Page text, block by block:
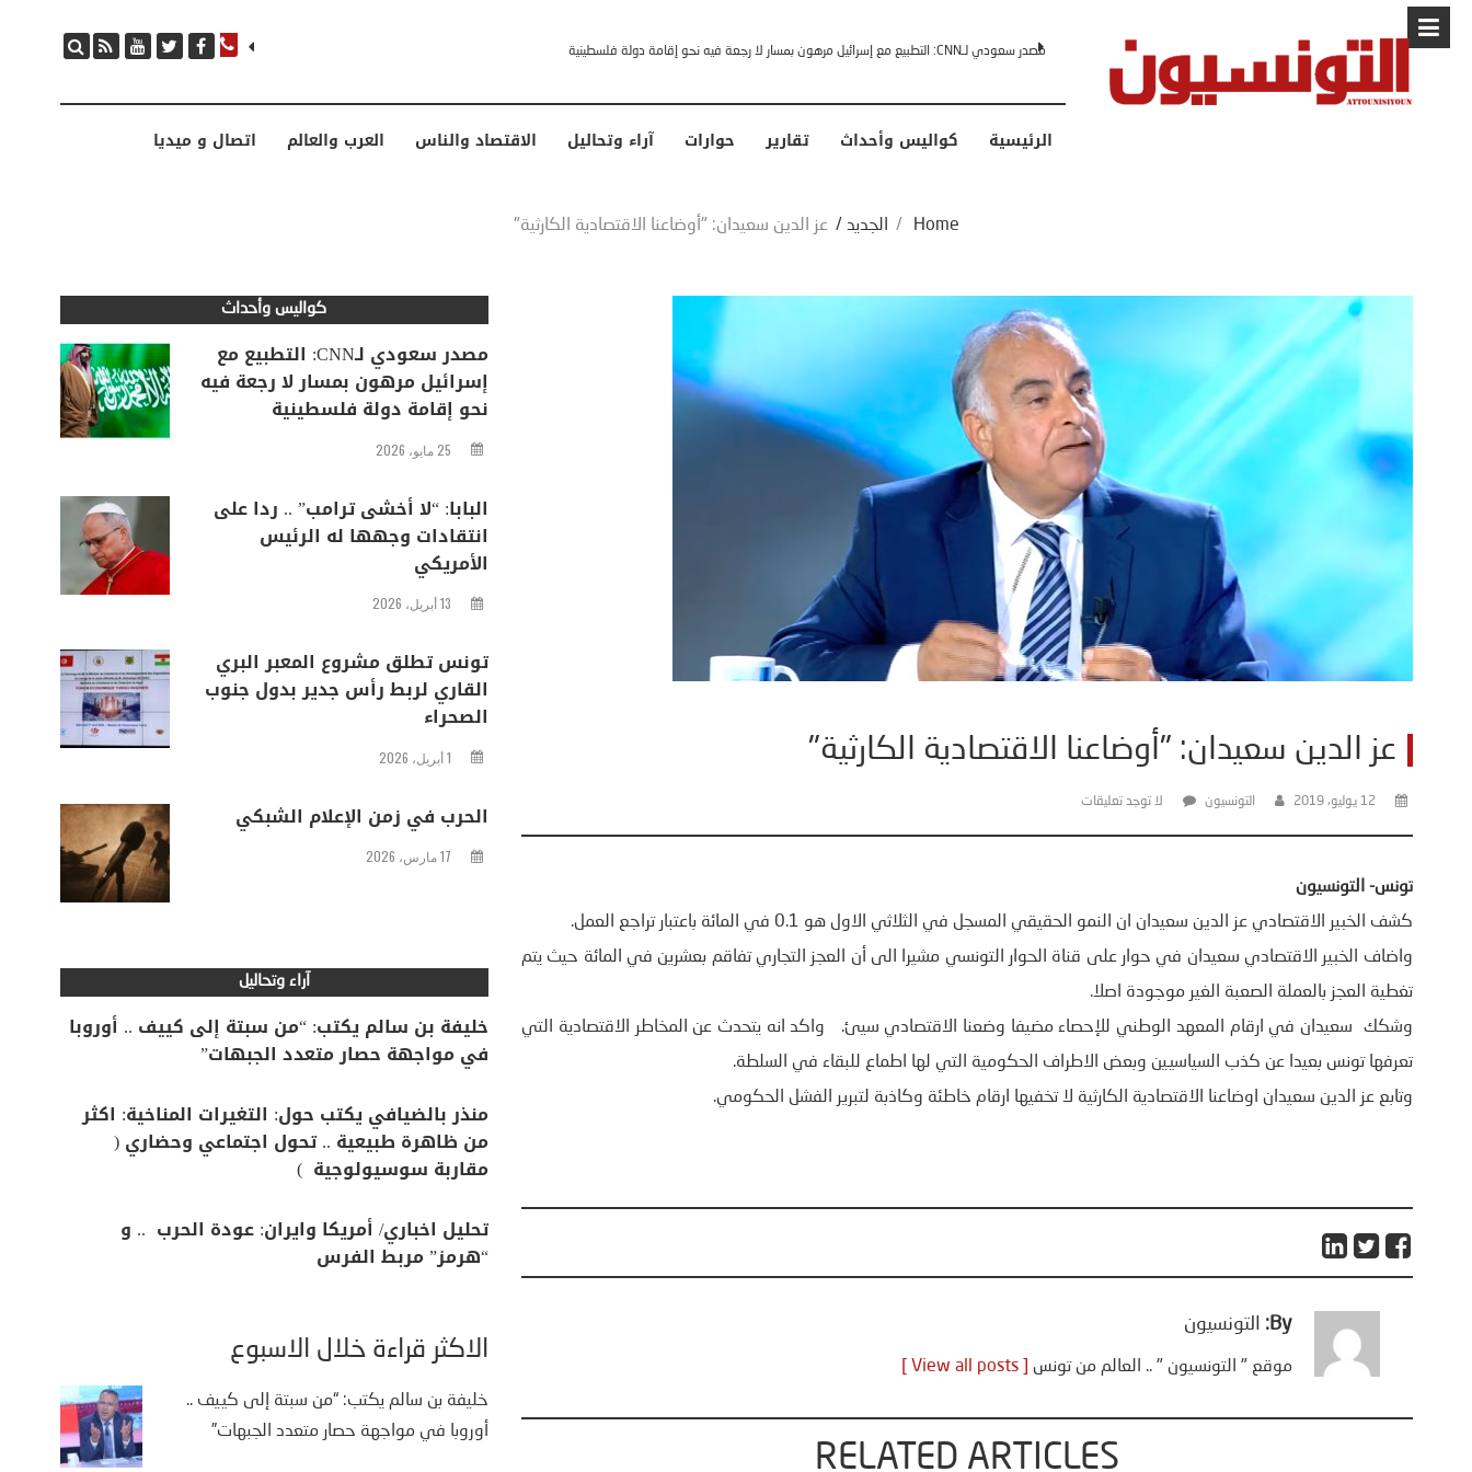
مصدر سعودي لـCNN: التطبيع مع إسرائيل مرهون بمسار لا رجعة فيه نحو إقامة دولة فلسطينية البابا: “لا أخشى ترامب” .. ردا على انتقادات وجهها له الرئيس الأمريكي
الرئيسية كواليس وأحداث تقارير حوارات آراء وتحاليل الاقتصاد والناس العرب والعالم اتصال و ميديا
Home
/ الجديد / عز الدين سعيدان: "أوضاعنا الاقتصادية الكارثية"
عز الدين سعيدان: "أوضاعنا الاقتصادية الكارثية"
12 يوليو، 2019 التونسيون لا توجد تعليقات
تونس- التونسيون
كشف الخبير الاقتصادي عز الدين سعيدان ان النمو الحقيقي المسجل في الثلاثي الاول هو 0.1 في المائة باعتبار تراجع العمل.
واضاف الخبير الاقتصادي سعيدان في حوار على قناة الحوار التونسي مشيرا الى أن العجز التجاري تفاقم بعشرين في المائة حيث يتم
تغطية العجز بالعملة الصعبة الغير موجودة اصلا.
وشكك سعيدان في ارقام المعهد الوطني للإحصاء مضيفا وضعنا الاقتصادي سيئ. واكد انه يتحدث عن المخاطر الاقتصادية التي
تعرفها تونس بعيدا عن كذب السياسيين وبعض الاطراف الحكومية التي لها اطماع للبقاء في السلطة.
وتابع عز الدين سعيدان اوضاعنا الاقتصادية الكارثية لا تخفيها ارقام خاطئة وكاذبة لتبرير الفشل الحكومي.
By: التونسيون
موقع " التونسيون " .. العالم من تونس [ View all posts ]
RELATED ARTICLES
كواليس وأحداث
مصدر سعودي لـCNN: التطبيع مع
إسرائيل مرهون بمسار لا رجعة فيه
نحو إقامة دولة فلسطينية
25 مايو، 2026
البابا: “لا أخشى ترامب” .. ردا على
انتقادات وجهها له الرئيس
الأمريكي
13 أبريل، 2026
تونس تطلق مشروع المعبر البري
القاري لربط رأس جدير بدول جنوب
الصحراء
1 أبريل، 2026
الحرب في زمن الإعلام الشبكي
17 مارس، 2026
آراء وتحاليل
خليفة بن سالم يكتب: “من سبتة إلى كييف .. أوروبا
في مواجهة حصار متعدد الجبهات”
منذر بالضيافي يكتب حول: التغيرات المناخية: اكثر
من ظاهرة طبيعية .. تحول اجتماعي وحضاري (
مقاربة سوسيولوجية )
تحليل اخباري/ أمريكا وايران: عودة الحرب .. و
“هرمز” مربط الفرس
الأكثر قراءة خلال الأسبوع
خليفة بن سالم يكتب: “من سبتة إلى كييف ..
أوروبا في مواجهة حصار متعدد الجبهات”